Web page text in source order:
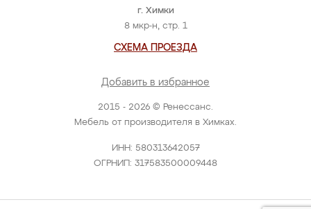
2015 - 2026 © Ренессанс.
Мебель от производителя в Химках.
ИНН: 580313642057
ОГРНИП: 317583500009448
г. Химки
8 мкр-н, стр. 1
СХЕМА ПРОЕЗДА
Добавить в избранное